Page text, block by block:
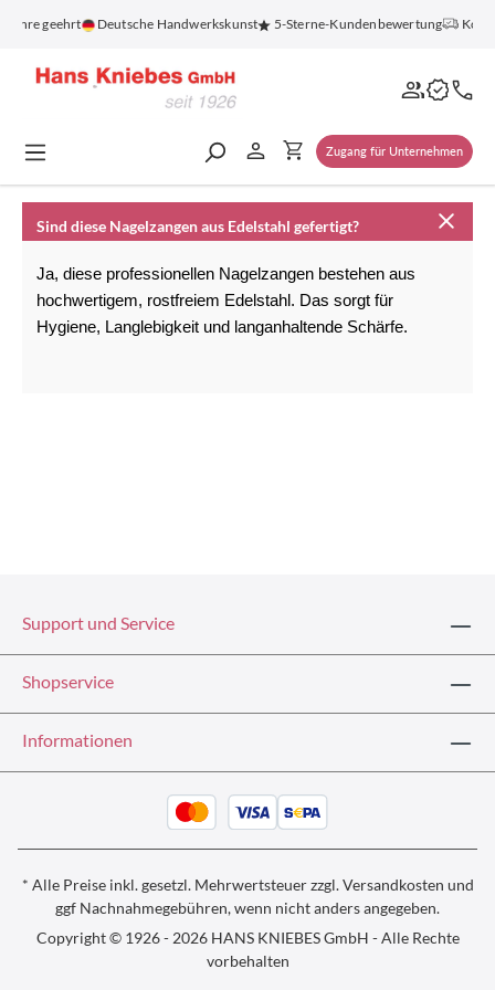
springen
geehrt Deutsche Handwerkskunst 5-Sterne-Kundenbewertung
Zugang für Unternehmen
Sind diese Nagelzangen aus Edelstahl gefertigt?
Ja, diese professionellen Nagelzangen bestehen aus
hochwertigem, rostfreiem Edelstahl. Das sorgt für
Hygiene, Langlebigkeit und langanhaltende Schärfe.
Support und Service
Shopservice
Informationen
* Alle Preise inkl. gesetzl. Mehrwertsteuer zzgl.Versandkosten und
ggf Nachnahmegebühren, wenn nicht anders angegeben.
Copyright © 1926 - 2026 HANS KNIEBES GmbH - Alle Rechte
vorbehalten